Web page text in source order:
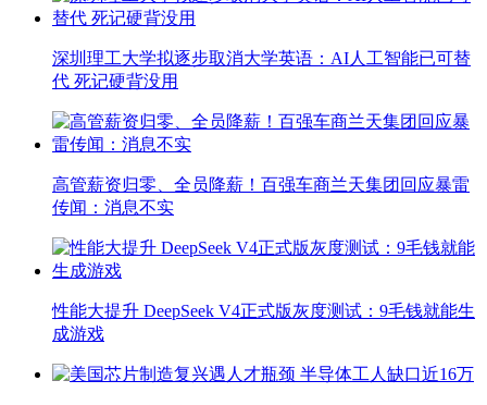
深圳理工大学拟逐步取消大学英语：AI人工智能已可替
代 死记硬背没用
高管薪资归零、全员降薪！百强车商兰天集团回应暴雷
传闻：消息不实
性能大提升 DeepSeek V4正式版灰度测试：9毛钱就能生
成游戏